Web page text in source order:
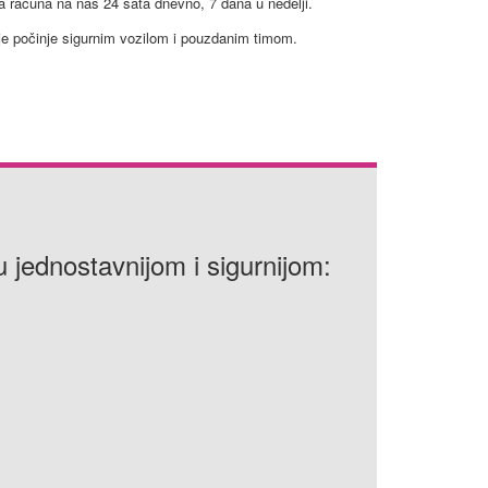
počinje sigurnim vozilom i pouzdanim timom.
i sigurnijom: